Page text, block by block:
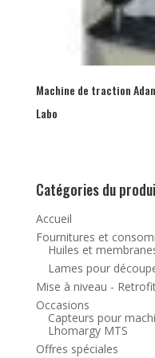
Machine de traction
Labo
Catégories du
Accueil
Fournitures et
Huiles et
Lames pour
Mise à niveau -
Occasions
Capteurs pour
Lhomargy MTS
Offres spéciales